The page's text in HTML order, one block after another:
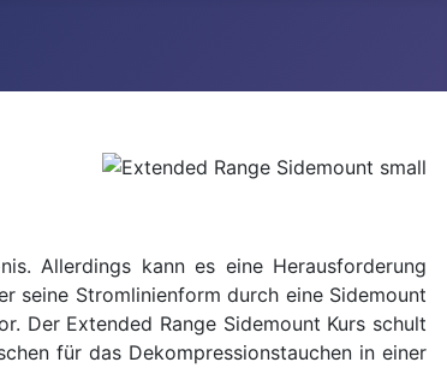
Allerdings kann es eine Herausforderung
seine Stromlinienform durch eine Sidemount
Der Extended Range Sidemount Kurs schult
für das Dekompressionstauchen in einer